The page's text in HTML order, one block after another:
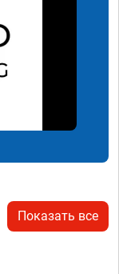
Показать все